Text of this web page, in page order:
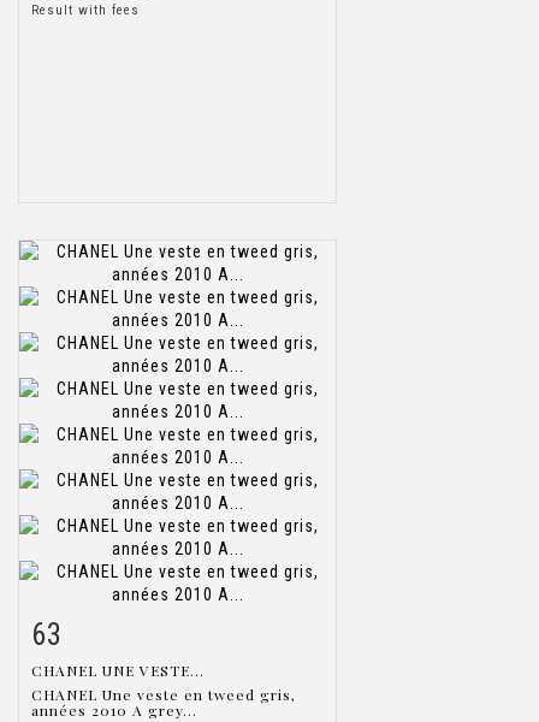
Result with fees
63
CHANEL UNE VESTE...
CHANEL Une veste en tweed gris,
années 2010 A grey...